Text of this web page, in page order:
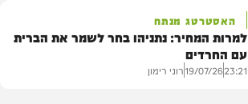
האסטרטג מנתח
למרות המחיר: נתניהו בחר לשמר את הברית
עם החרדים
23:21
19/07/26רוני רימון